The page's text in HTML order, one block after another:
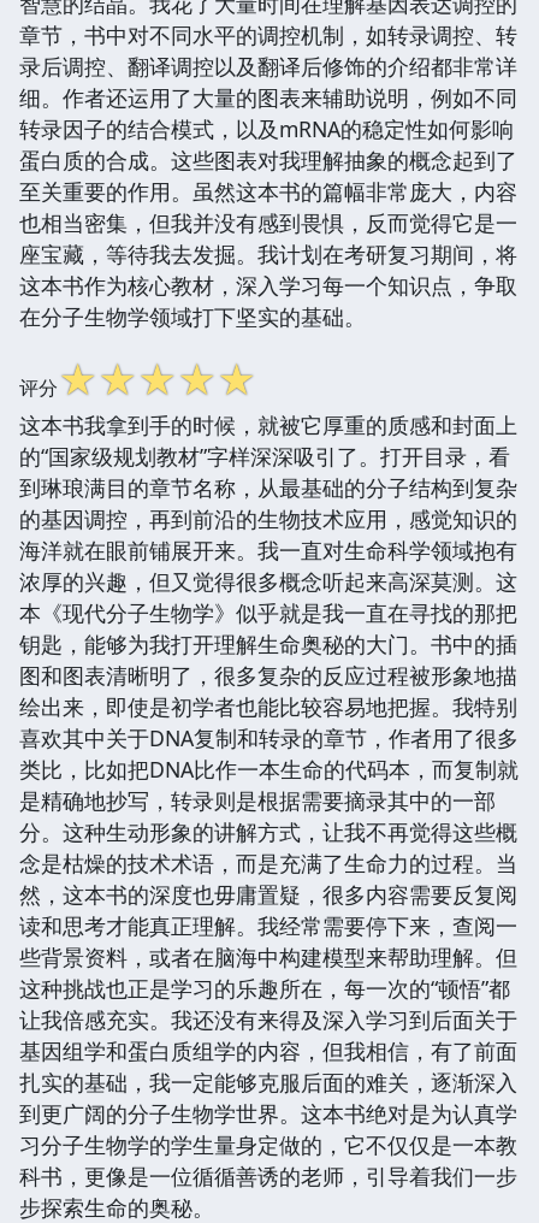
章节，书中对不同水平的调控机制，如转录调控、转
录后调控、翻译调控以及翻译后修饰的介绍都非常详
细。作者还运用了大量的图表来辅助说明，例如不同
转录因子的结合模式，以及mRNA的稳定性如何影响
蛋白质的合成。这些图表对我理解抽象的概念起到了
至关重要的作用。虽然这本书的篇幅非常庞大，内容
也相当密集，但我并没有感到畏惧，反而觉得它是一
座宝藏，等待我去发掘。我计划在考研复习期间，将
这本书作为核心教材，深入学习每一个知识点，争取
在分子生物学领域打下坚实的基础。
评分☆☆☆☆☆
这本书我拿到手的时候，就被它厚重的质感和封面上
的“国家级规划教材”字样深深吸引了。打开目录，看
到琳琅满目的章节名称，从最基础的分子结构到复杂
的基因调控，再到前沿的生物技术应用，感觉知识的
海洋就在眼前铺展开来。我一直对生命科学领域抱有
浓厚的兴趣，但又觉得很多概念听起来高深莫测。这
本《现代分子生物学》似乎就是我一直在寻找的那把
钥匙，能够为我打开理解生命奥秘的大门。书中的插
图和图表清晰明了，很多复杂的反应过程被形象地描
绘出来，即使是初学者也能比较容易地把握。我特别
喜欢其中关于DNA复制和转录的章节，作者用了很多
类比，比如把DNA比作一本生命的代码本，而复制就
是精确地抄写，转录则是根据需要摘录其中的一部
分。这种生动形象的讲解方式，让我不再觉得这些概
念是枯燥的技术术语，而是充满了生命力的过程。当
然，这本书的深度也毋庸置疑，很多内容需要反复阅
读和思考才能真正理解。我经常需要停下来，查阅一
些背景资料，或者在脑海中构建模型来帮助理解。但
这种挑战也正是学习的乐趣所在，每一次的“顿悟”都
让我倍感充实。我还没有来得及深入学习到后面关于
基因组学和蛋白质组学的内容，但我相信，有了前面
扎实的基础，我一定能够克服后面的难关，逐渐深入
到更广阔的分子生物学世界。这本书绝对是为认真学
习分子生物学的学生量身定做的，它不仅仅是一本教
科书，更像是一位循循善诱的老师，引导着我们一步
步探索生命的奥秘。